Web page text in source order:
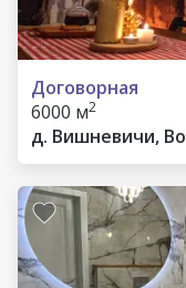
Договорная
6000 м2
д. Вишневичи,